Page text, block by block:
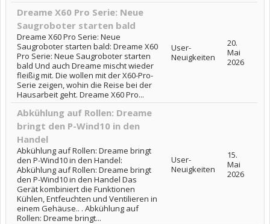
Dreame X60 Pro Serie: Neue
Saugroboter starten bald
Dreame X60 Pro Serie: Neue
Saugroboter starten bald: Dreame X60
Pro Serie: Neue Saugroboter starten
bald Und auch Dreame mischt wieder
fleißig mit. Die wollen mit der X60-Pro-
Serie zeigen, wohin die Reise bei der
Hausarbeit geht. Dreame X60 Pro...
User-
Neuigkeiten
20.
Mai
2026
Abkühlung auf Rollen: Dreame
bringt den P-Wind10 in den
Handel
Abkühlung auf Rollen: Dreame bringt
den P-Wind10 in den Handel:
Abkühlung auf Rollen: Dreame bringt
den P-Wind10 in den Handel Das
Gerät kombiniert die Funktionen
Kühlen, Entfeuchten und Ventilieren in
einem Gehäuse.. . Abkühlung auf
Rollen: Dreame bringt...
User-
Neuigkeiten
15.
Mai
2026